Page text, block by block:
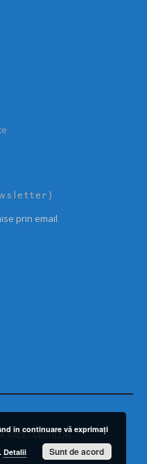
prin email
VADU MOTILOR
în continuare vă exprimaţi
Detalii Sunt de acord